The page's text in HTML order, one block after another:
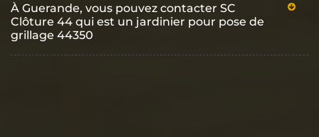
À Guerande, vous pouvez contacter SC
Clôture 44 qui est un jardinier pour pose de
grillage 44350